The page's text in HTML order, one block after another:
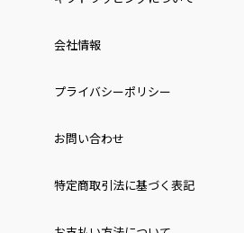
会社情報
プライバシーポリシー
お問い合わせ
特定商取引法に基づく表記